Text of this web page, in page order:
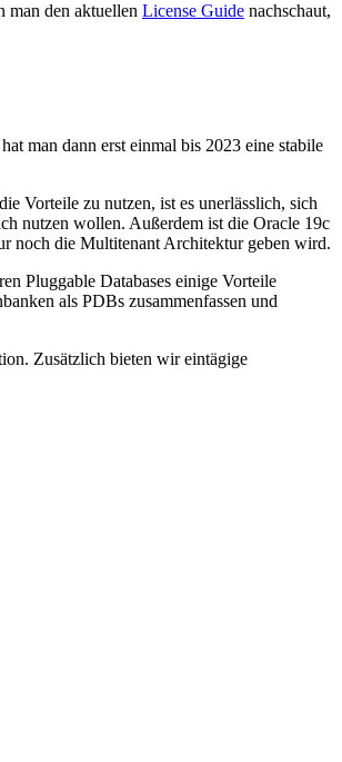
man den aktuellen License Guide nachschaut,
man dann erst einmal bis 2023 eine stabile
Vorteile zu nutzen, ist es unerlässlich, sich
nutzen wollen. Außerdem ist die Oracle 19c
noch die Multitenant Architektur geben wird.
Pluggable Databases einige Vorteile
als PDBs zusammenfassen und
Zusätzlich bieten wir eintägige